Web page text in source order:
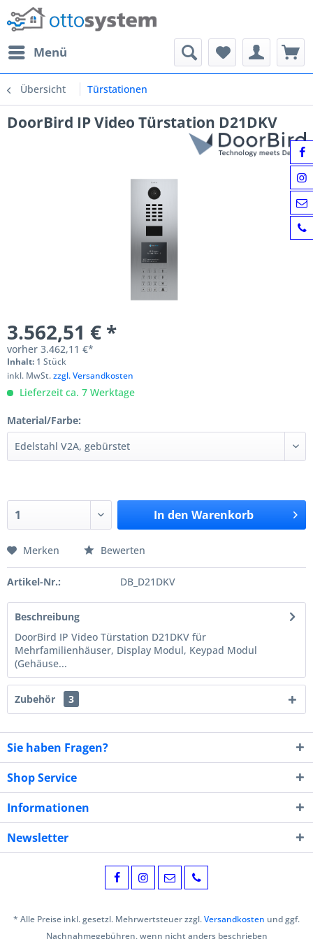
Menü
Übersicht Türstationen
DoorBird IP Video Türstation D21DKV
3.562,51 € *
vorher 3.462,11 €*
Inhalt: 1 Stück
inkl. MwSt.zzgl. Versandkosten
Lieferzeit ca. 7 Werktage
Material/Farbe:
In den Warenkorb
Merken Bewerten
Artikel-Nr.: DB_D21DKV
Beschreibung
DoorBird IP Video Türstation D21DKV für
Mehrfamilienhäuser, Display Modul, Keypad Modul
(Gehäuse...
Zubehör 3
Sie haben Fragen?
Shop Service
Informationen
Newsletter
* Alle Preise inkl. gesetzl. Mehrwertsteuer zzgl.Versandkosten und ggf.
Nachnahmegebühren, wenn nicht anders beschrieben